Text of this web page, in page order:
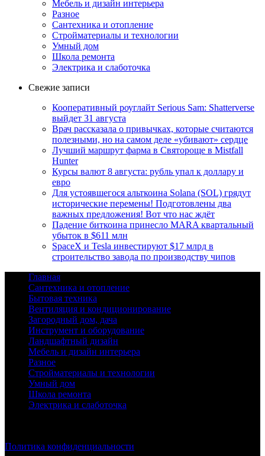
Мебель и дизайн интерьера
Разное
Сантехника и отопление
Стройматериалы и технологии
Умный дом
Школа ремонта
Электрика и слаботочка
Свежие записи
Кооперативный роуглайт Serious Sam: Shatterverse
выйдет 31 августа
Врач рассказала о привычках, которые считаются
полезными, но на самом деле «убивают» сердце
Лучший маршрут фарма в Святороще в Mistfall
Hunter
Курсы валют 8 августа: рубль упал к доллару и
евро
Для устоявшегося альткоина Solana (SOL) грядут
исторические перемены! Подготовлены два
важных предложения! Вот что нас ждёт
Падение биткоина принесло MARA квартальный
убыток в $611 млн
SpaceX и Tesla инвестируют $17 млрд в
строительство завода по производству чипов
Главная
Сантехника и отопление
Бытовая техника
Вентиляция и кондиционирование
Загородный дом, дача
Инструмент и оборудование
Ландшафтный дизайн
Мебель и дизайн интерьера
Разное
Стройматериалы и технологии
Умный дом
Школа ремонта
Электрика и слаботочка
Политика конфиденциальности